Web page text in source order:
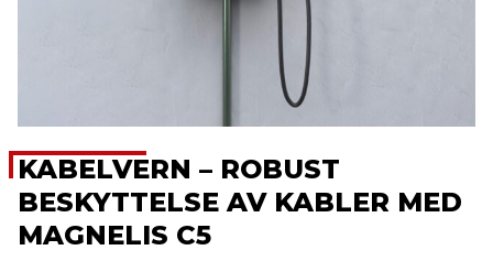
KABELVERN – ROBUST
BESKYTTELSE AV KABLER MED
MAGNELIS C5